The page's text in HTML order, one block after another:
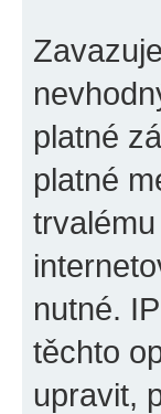
platné
platné
nutné.
těchto
upravit,